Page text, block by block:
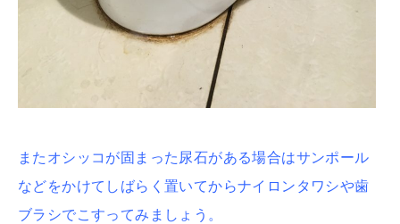
またオシッコが固まった尿石がある場合はサンポール
などをかけてしばらく置いてからナイロンタワシや歯
ブラシでこすってみましょう。